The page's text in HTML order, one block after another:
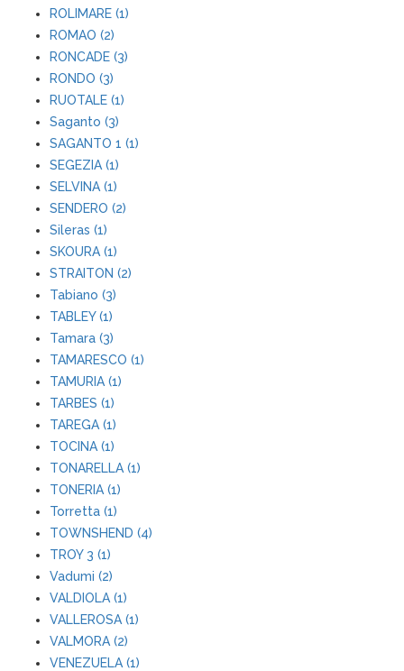
ROLIMARE (1)
ROMAO (2)
RONCADE (3)
RONDO (3)
RUOTALE (1)
Saganto (3)
SAGANTO 1 (1)
SEGEZIA (1)
SELVINA (1)
SENDERO (2)
Sileras (1)
SKOURA (1)
STRAITON (2)
Tabiano (3)
TABLEY (1)
Tamara (3)
TAMARESCO (1)
TAMURIA (1)
TARBES (1)
TAREGA (1)
TOCINA (1)
TONARELLA (1)
TONERIA (1)
Torretta (1)
TOWNSHEND (4)
TROY 3 (1)
Vadumi (2)
VALDIOLA (1)
VALLEROSA (1)
VALMORA (2)
VENEZUELA (1)